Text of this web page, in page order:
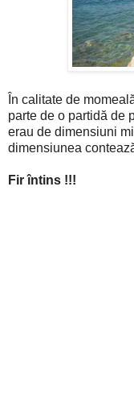
În calitate de
parte de o partidă de
erau de dimensiuni
dimensiunea
Fir întins !!!